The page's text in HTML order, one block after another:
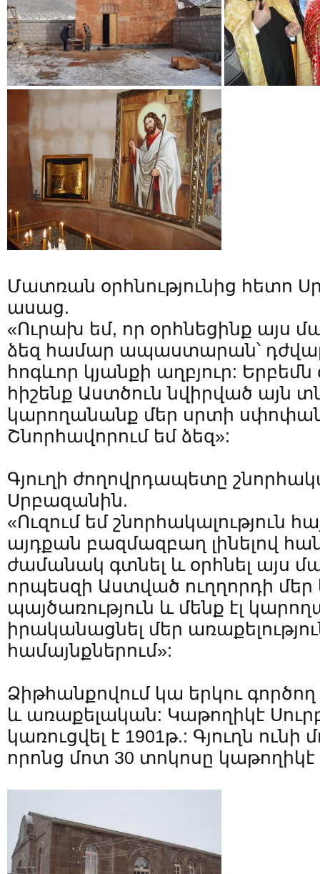
Մատռան օրհնությունից հետո
ասաց.
«Ուրախ եմ, որ օրհնեցինք այս
ձեզ համար ապաստարան՝
հոգևոր կյանքի աղբյուր:
հիշենք Աստծուն նվիրված այն
կարողանանք մեր սրտի
Շնորհավորում եմ ձեզ»:
Գյուղի ժողովրդապետը
Սրբազանին.
«Ուզում եմ շնորհակալություն
այդքան բազմազբաղ լինելով
ժամանակ գտնել և օրհնել այս
որպեսզի Աստված ուղղորդի մեր
պայծառություն և մենք էլ
իրականացնել մեր
համայնքներում»:
Ձիթհանքովում կա երկու
և առաքելական: Կաթողիկէ
կառուցվել է 1901թ.: Գյուղն ունի
որոնց մոտ 30 տոկոսը կաթողիկէ